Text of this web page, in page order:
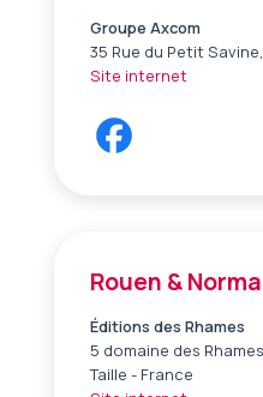
Groupe Axcom
35 Rue du Petit
Site internet
Rouen &
Éditions des Rhames
5 domaine des
Taille - France